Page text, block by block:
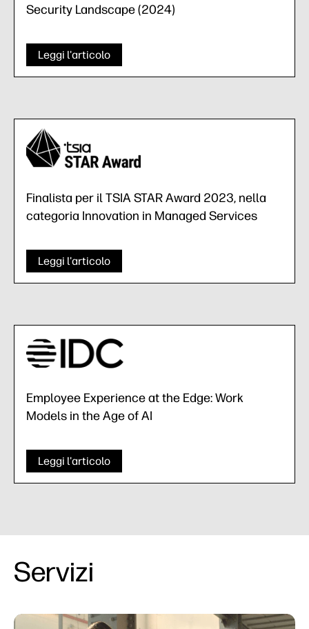
Security Landscape (2024)
Leggi l'articolo
Finalista per il TSIA STAR Award 2023, nella
categoria Innovation in Managed Services
Leggi l'articolo
Employee Experience at the Edge: Work
Models in the Age of AI
Leggi l'articolo
Servizi